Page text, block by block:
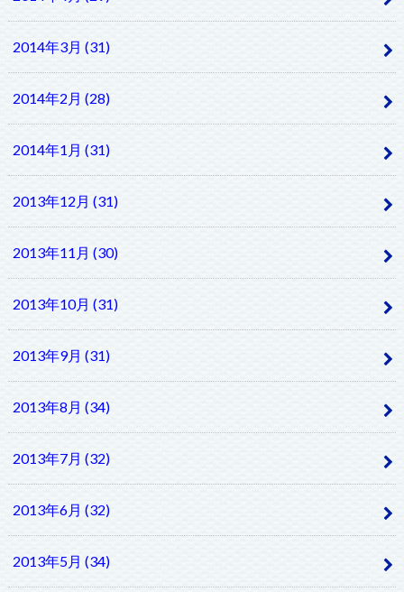
2014年3月 (31)
2014年2月 (28)
2014年1月 (31)
2013年12月 (31)
2013年11月 (30)
2013年10月 (31)
2013年9月 (31)
2013年8月 (34)
2013年7月 (32)
2013年6月 (32)
2013年5月 (34)